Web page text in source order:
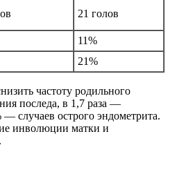
21 голов
11%
21%
частоту родильного
последа, в 1,7 раза —
случаев острого эндометрита.
инволюции матки и